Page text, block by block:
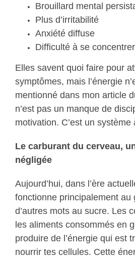
Brouillard mental
Plus d’irritabilité
Anxiété diffuse
Difficulté à se concentrer
Elles savent quoi faire pour
symptômes, mais l’énergie
mentionné dans mon article
n’est pas un manque de
motivation. C’est un
Le carburant du cerveau,
négligée
Aujourd’hui, dans l’ère
fonctionne principalement au
d’autres mots au sucre. Les
les aliments consommés en
produire de l’énergie qui est
nourrir tes cellules. Cette